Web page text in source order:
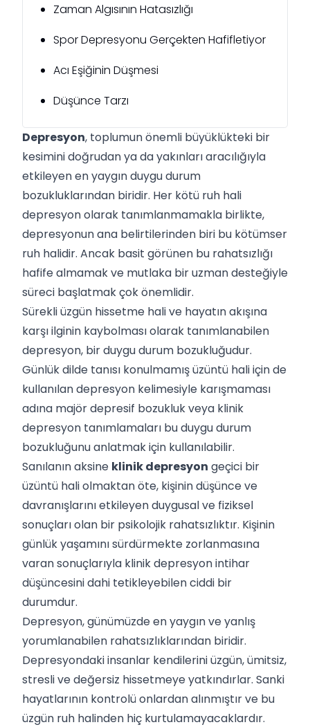
Zaman Algısının Hatasızlığı
Spor Depresyonu Gerçekten Hafifletiyor
Acı Eşiğinin Düşmesi
Düşünce Tarzı
Depresyon, toplumun önemli büyüklükteki bir
kesimini doğrudan ya da yakınları aracılığıyla
etkileyen en yaygın duygu durum
bozukluklarından biridir. Her kötü ruh hali
depresyon olarak tanımlanmamakla birlikte,
depresyonun ana belirtilerinden biri bu kötümser
ruh halidir. Ancak basit görünen bu rahatsızlığı
hafife almamak ve mutlaka bir uzman desteğiyle
süreci başlatmak çok önemlidir.
Sürekli üzgün hissetme hali ve hayatın akışına
karşı ilginin kaybolması olarak tanımlanabilen
depresyon, bir duygu durum bozukluğudur.
Günlük dilde tanısı konulmamış üzüntü hali için de
kullanılan depresyon kelimesiyle karışmaması
adına majör depresif bozukluk veya klinik
depresyon tanımlamaları bu duygu durum
bozukluğunu anlatmak için kullanılabilir.
Sanılanın aksine klinik depresyon geçici bir
üzüntü hali olmaktan öte, kişinin düşünce ve
davranışlarını etkileyen duygusal ve fiziksel
sonuçları olan bir psikolojik rahatsızlıktır. Kişinin
günlük yaşamını sürdürmekte zorlanmasına
varan sonuçlarıyla klinik depresyon intihar
düşüncesini dahi tetikleyebilen ciddi bir
durumdur.
Depresyon, günümüzde en yaygın ve yanlış
yorumlanabilen rahatsızlıklarından biridir.
Depresyondaki insanlar kendilerini üzgün, ümitsiz,
stresli ve değersiz hissetmeye yatkındırlar. Sanki
hayatlarının kontrolü onlardan alınmıştır ve bu
üzgün ruh halinden hiç kurtulamayacaklardır.